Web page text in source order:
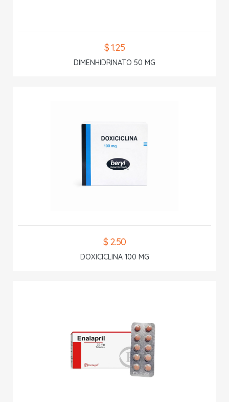
$ 1.25
DIMENHIDRINATO 50 MG
$ 2.50
DOXICICLINA 100 MG